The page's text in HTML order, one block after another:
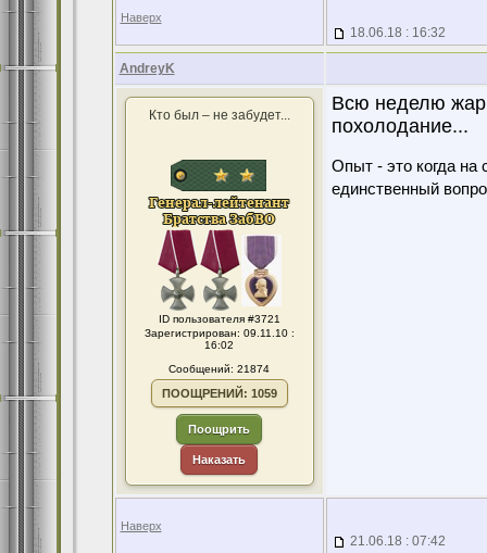
Наверх
18.06.18 : 16:32
AndreyK
Кто был – не забудет...
ID пользователя #3721
Зарегистрирован: 09.11.10 :
16:02
Сообщений: 21874
ПООЩРЕНИЙ: 1059
Поощрить
Наказать
Всю неделю
похолодание...
Опыт - это когда на
единственный
Наверх
21.06.18 : 07:42